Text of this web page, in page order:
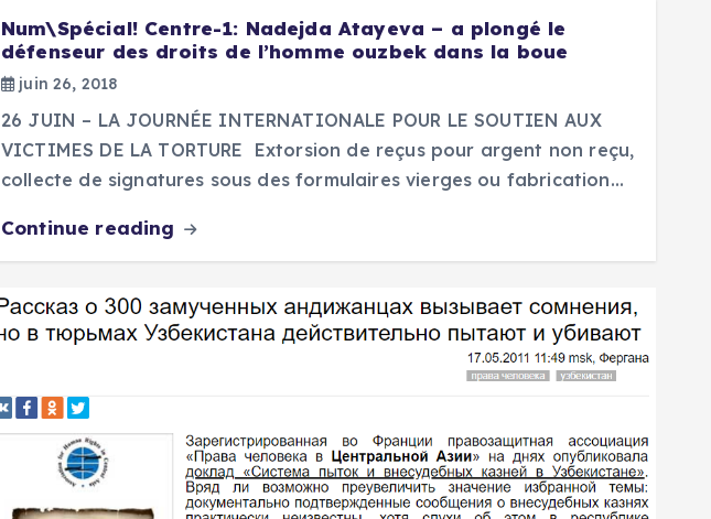
Num\Spécial! Centre-1: Nadejda Atayeva – a plongé le
défenseur des droits de l’homme ouzbek dans la boue
juin 26, 2018
26 JUIN – LA JOURNÉE INTERNATIONALE POUR LE SOUTIEN AUX
VICTIMES DE LA TORTURE Extorsion de reçus pour argent non reçu,
collecte de signatures sous des formulaires vierges ou fabrication…
Continue reading